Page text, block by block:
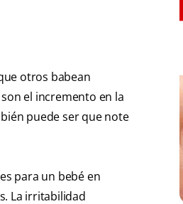
otros babean
el incremento en la
puede ser que note
para un bebé en
La irritabilidad